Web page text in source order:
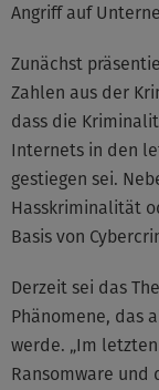
Angriff auf
Zunächst
Zahlen aus der
dass die
Internets in den
gestiegen sei.
Hasskriminalität
Basis von
Derzeit sei das
Phänomene, das
werde. „Im
Ransomware und